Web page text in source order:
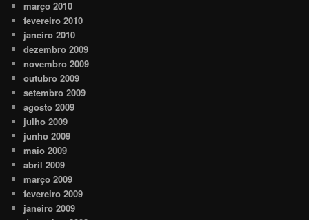
março 2010
fevereiro 2010
janeiro 2010
dezembro 2009
novembro 2009
outubro 2009
setembro 2009
agosto 2009
julho 2009
junho 2009
maio 2009
abril 2009
março 2009
fevereiro 2009
janeiro 2009